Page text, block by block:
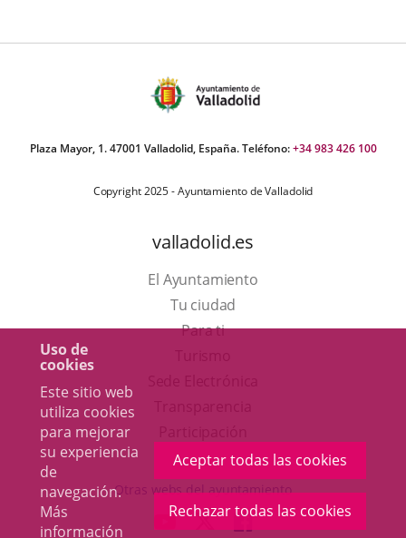
Uso de
cookies
Este sitio web
utiliza cookies
para mejorar
su experiencia
de
navegación.
Más
información
Aceptar todas las cookies
Rechazar todas las cookies
Plaza Mayor, 1. 47001 Valladolid, España. Teléfono:+34 983 426 100
Copyright 2025 - Ayuntamiento de Valladolid
valladolid.es
El Ayuntamiento
Tu ciudad
Para ti
en
una
ventana
nueva.
aplicación
externa.
Otras webs del ayuntamiento
ENLACEENLACEENLACE